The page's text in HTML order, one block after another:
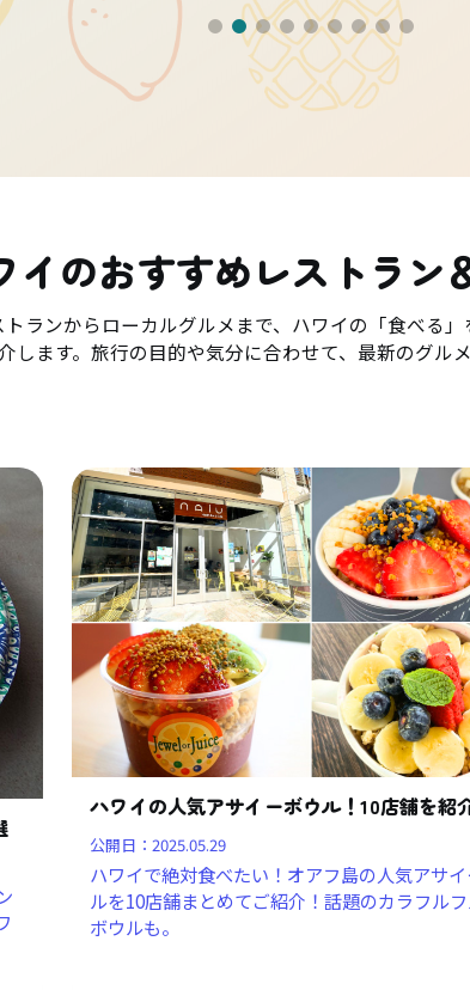
イのおすすめレストラン
ランからローカルグルメまで、ハワイの「食べる
します。旅行の目的や気分に合わせて、最新のグル
ハワイの人気アサイーボウル！10店舗を紹
公開日：2025.05.29
ハワイで絶対食べたい！オアフ島の人気アサイ
ルを10店舗まとめてご紹介！話題のカラフル
ボウルも。